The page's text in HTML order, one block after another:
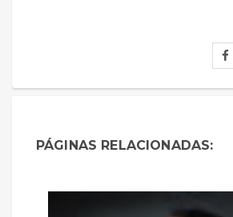
PÁGINAS RELACIONADAS: